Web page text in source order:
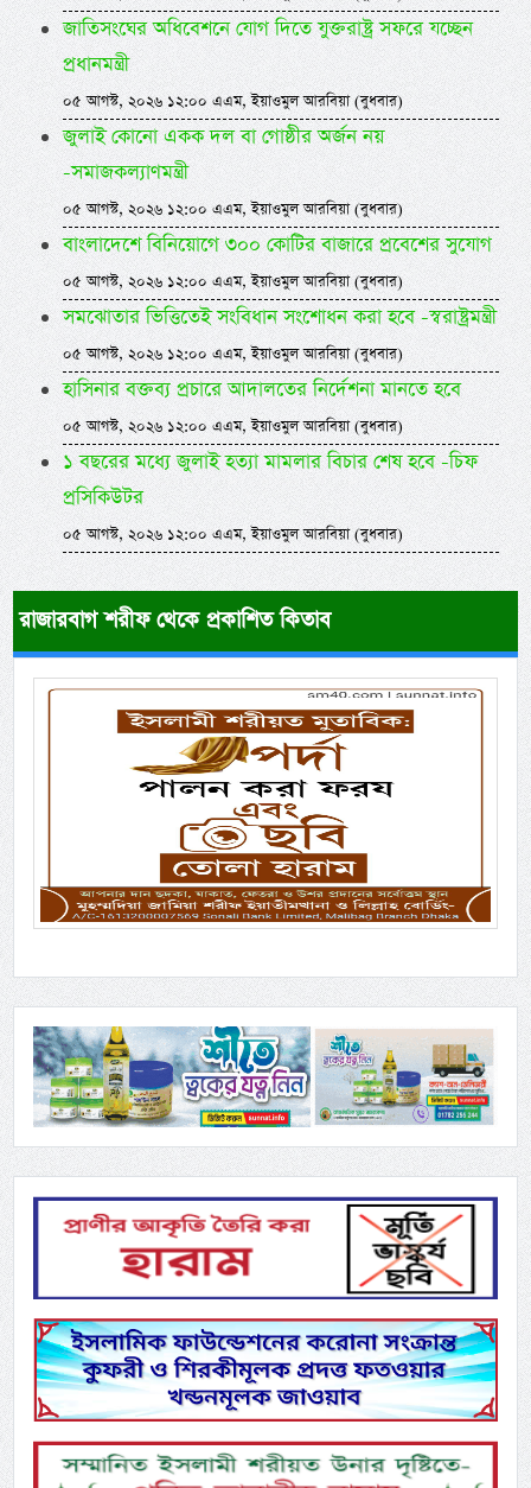
জাতিসংঘের অধিবেশনে যোগ দিতে যুক্তরাষ্ট্র সফরে যচ্ছেন
প্রধানমন্ত্রী
০৫ আগস্ট, ২০২৬ ১২:০০ এএম, ইয়াওমুল আরবিয়া (বুধবার)
জুলাই কোনো একক দল বা গোষ্ঠীর অর্জন নয়
-সমাজকল্যাণমন্ত্রী
০৫ আগস্ট, ২০২৬ ১২:০০ এএম, ইয়াওমুল আরবিয়া (বুধবার)
বাংলাদেশে বিনিয়োগে ৩০০ কোটির বাজারে প্রবেশের সুযোগ
০৫ আগস্ট, ২০২৬ ১২:০০ এএম, ইয়াওমুল আরবিয়া (বুধবার)
সমঝোতার ভিত্তিতেই সংবিধান সংশোধন করা হবে -স্বরাষ্ট্রমন্ত্রী
০৫ আগস্ট, ২০২৬ ১২:০০ এএম, ইয়াওমুল আরবিয়া (বুধবার)
হাসিনার বক্তব্য প্রচারে আদালতের নির্দেশনা মানতে হবে
০৫ আগস্ট, ২০২৬ ১২:০০ এএম, ইয়াওমুল আরবিয়া (বুধবার)
১ বছরের মধ্যে জুলাই হত্যা মামলার বিচার শেষ হবে -চিফ
প্রসিকিউটর
০৫ আগস্ট, ২০২৬ ১২:০০ এএম, ইয়াওমুল আরবিয়া (বুধবার)
রাজারবাগ শরীফ থেকে প্রকাশিত কিতাব